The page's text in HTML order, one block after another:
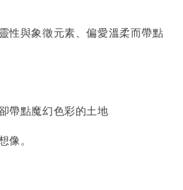
性與象徵元素、偏愛溫柔而帶點
帶點魔幻色彩的土地
像。